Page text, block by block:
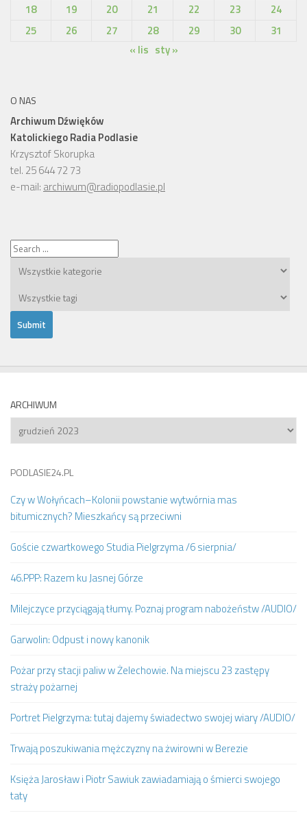
18
19 20 21 22 23
24
25
26 27 28 29 30
31
« lis sty »
O NAS
Archiwum Dźwięków
Katolickiego Radia Podlasie
Krzysztof Skorupka
tel. 25 644 72 73
e-mail: archiwum@radiopodlasie.pl
ARCHIWUM
Archiwum
PODLASIE24.PL
Czy w Wołyńcach–Kolonii powstanie wytwórnia mas
bitumicznych? Mieszkańcy są przeciwni
Goście czwartkowego Studia Pielgrzyma /6 sierpnia/
46.PPP: Razem ku Jasnej Górze
Milejczyce przyciągają tłumy. Poznaj program nabożeństw /AUDIO/
Garwolin: Odpust i nowy kanonik
Pożar przy stacji paliw w Żelechowie. Na miejscu 23 zastępy
straży pożarnej
Portret Pielgrzyma: tutaj dajemy świadectwo swojej wiary /AUDIO/
Trwają poszukiwania mężczyzny na żwirowni w Berezie
Księża Jarosław i Piotr Sawiuk zawiadamiają o śmierci swojego
taty